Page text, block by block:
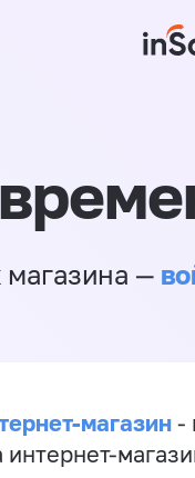
магазина —
магазин -